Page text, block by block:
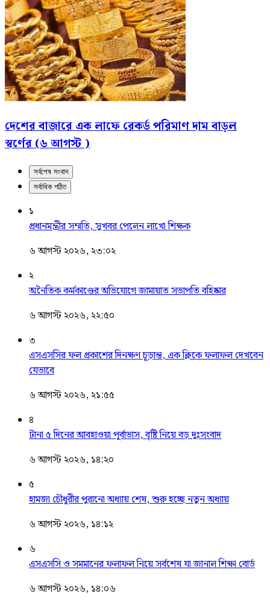
দেশের বাজারে এক লাফে রেকর্ড পরিমাণ দাম বাড়ল
স্বর্ণের (৬ আগস্ট )
সর্বশেষ সংবাদ
সর্বাধিক পঠিত
১
প্রধানমন্ত্রীর সম্মতি, সুখবর পেলেন লাখো শিক্ষক
৬ আগস্ট ২০২৬, ২৩:০২
২
অনৈতিক কর্মকাণ্ডের অভিযোগে জামায়াত সভাপতি বহিষ্কার
৬ আগস্ট ২০২৬, ২২:৫০
৩
এসএসসির ফল প্রকাশের দিনক্ষণ চূড়ান্ত, এক ক্লিকে ফলাফল দেখবেন
যেভাবে
৬ আগস্ট ২০২৬, ২১:৫৫
৪
টানা ৫ দিনের আবহাওয়া পূর্বাভাস, বৃষ্টি নিয়ে বড় দুঃসংবাদ
৬ আগস্ট ২০২৬, ১৪:২০
৫
হামজা চৌধুরীর পুরানো অধ্যায় শেষ, শুরু হচ্ছে নতুন অধ্যায়
৬ আগস্ট ২০২৬, ১৪:১২
৬
এসএসসি ও সমমানের ফলাফল নিয়ে সর্বশেষ যা জানাল শিক্ষা বোর্ড
৬ আগস্ট ২০২৬, ১৪:০৬